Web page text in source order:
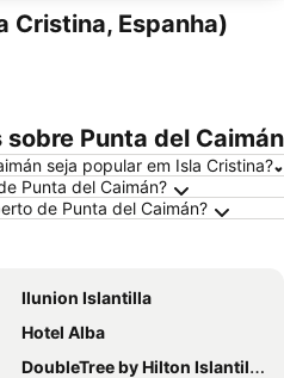
Cristina, Espanha)
Punta del Caimán
seja popular em Isla Cristina?
Punta del Caimán?
de Punta del Caimán?
Ilunion Islantilla
Hotel Alba
DoubleTree by Hilton Islantilla Beach Golf Resort